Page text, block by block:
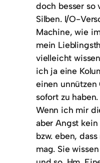
doch besser so
Silben. I/O-
Machine, wie
mein
vielleicht
ich ja eine
einen unnützen
sofort zu haben.
Wenn ich mir
aber Angst
bzw. eben,
mag. Sie